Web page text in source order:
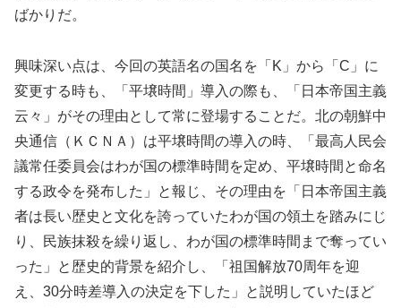
ばかりだ。
興味深い点は、今回の英語名の国名を「K」から「C」に
変更する時も、「平壌時間」導入の際も、「日本帝国主義
云々」がその理由として常に登場することだ。北の朝鮮中
央通信（ＫＣＮＡ）は平壌時間の導入の時、「最高人民会
議常任委員会はわが国の標準時間を定め、平壌時間と命名
する政令を発布した」と報じ、その理由を「日本帝国主義
者は長い歴史と文化を誇っていたわが国の領土を踏みにじ
り、民族抹殺を繰り返し、わが国の標準時間まで奪ってい
った」と歴史的背景を紹介し、「祖国解放70周年を迎
え、30分時差導入の決定を下した」と説明していたほど